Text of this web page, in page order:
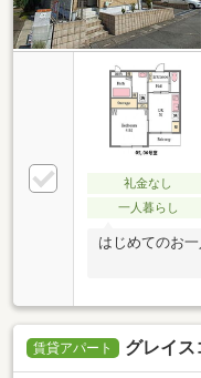
礼金なし
一人暮らし
はじめてのお
賃貸アパート グレイ